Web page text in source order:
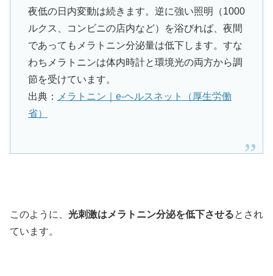
夜低の日内変動は続きます。逆に強い照明（1000
ルクス、コンビニの店内など）を浴びれば、夜間
であってもメラトニン分泌量は低下します。すな
わちメラトニンは体内時計と環境光の両方から調
節を受けています。
出典：
メラトニン｜e-ヘルスネット（厚生労働
省）
このように、 光刺激はメラトニン分泌を低下させるとされ
ています。